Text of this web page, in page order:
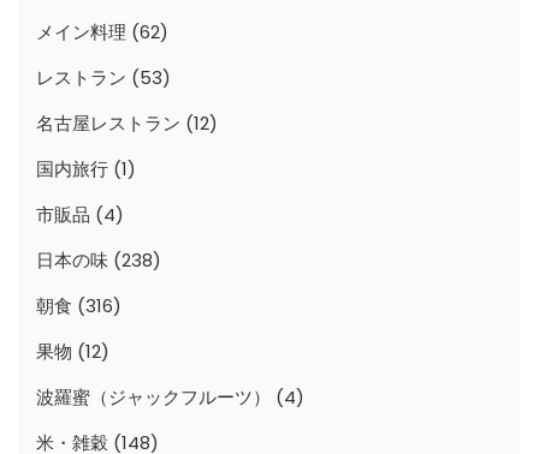
メイン料理 (62)
レストラン (53)
名古屋レストラン (12)
国内旅行 (1)
市販品 (4)
日本の味 (238)
朝食 (316)
果物 (12)
波羅蜜（ジャックフルーツ）
(4)
米・雑穀 (148)